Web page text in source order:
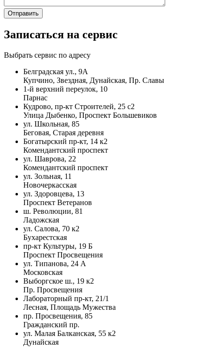
Записаться на сервис
Выбрать сервис по адресу
Белградская ул., 9А
Купчино, Звездная, Дунайская, Пр. Славы
1-й верхний переулок, 10
Парнас
Кудрово, пр-кт Строителей, 25 с2
Улица Дыбенко, Проспект Большевиков
ул. Школьная, 85
Беговая, Старая деревня
Богатырский пр-кт, 14 к2
Комендантский проспект
ул. Шаврова, 22
Комендантский проспект
ул. Зольная, 11
Новочеркасская
ул. Здоровцева, 13
Проспект Ветеранов
ш. Революции, 81
Ладожская
ул. Салова, 70 к2
Бухарестская
пр-кт Культуры, 19 Б
Проспект Просвещения
ул. Типанова, 24 А
Московская
Выборгское ш., 19 к2
Пр. Просвещения
Лабораторный пр-кт, 21/1
Лесная, Площадь Мужества
пр. Просвещения, 85
Гражданский пр.
ул. Малая Балканская, 55 к2
Дунайская